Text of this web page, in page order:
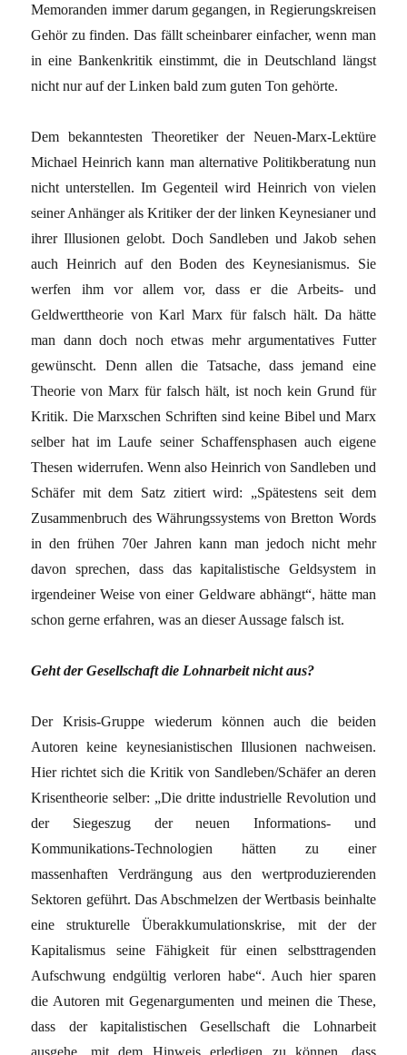
Memoranden immer darum gegangen, in Regierungskreisen
Gehör zu finden. Das fällt scheinbarer einfacher, wenn man
in eine Bankenkritik einstimmt, die in Deutschland längst
nicht nur auf der Linken bald zum guten Ton gehörte.
Dem bekanntesten Theoretiker der Neuen-Marx-Lektüre
Michael Heinrich kann man alternative Politikberatung nun
nicht unterstellen. Im Gegenteil wird Heinrich von vielen
seiner Anhänger als Kritiker der der linken Keynesianer und
ihrer Illusionen gelobt. Doch Sandleben und Jakob sehen
auch Heinrich auf den Boden des Keynesianismus. Sie
werfen ihm vor allem vor, dass er die Arbeits- und
Geldwerttheorie von Karl Marx für falsch hält. Da hätte
man dann doch noch etwas mehr argumentatives Futter
gewünscht. Denn allen die Tatsache, dass jemand eine
Theorie von Marx für falsch hält, ist noch kein Grund für
Kritik. Die Marxschen Schriften sind keine Bibel und Marx
selber hat im Laufe seiner Schaffensphasen auch eigene
Thesen widerrufen. Wenn also Heinrich von Sandleben und
Schäfer mit dem Satz zitiert wird: „Spätestens seit dem
Zusammenbruch des Währungssystems von Bretton Words
in den frühen 70er Jahren kann man jedoch nicht mehr
davon sprechen, dass das kapitalistische Geldsystem in
irgendeiner Weise von einer Geldware abhängt“, hätte man
schon gerne erfahren, was an dieser Aussage falsch ist.
Geht der Gesellschaft die Lohnarbeit nicht aus?
Der Krisis-Gruppe wiederum können auch die beiden
Autoren keine keynesianistischen Illusionen nachweisen.
Hier richtet sich die Kritik von Sandleben/Schäfer an deren
Krisentheorie selber: „Die dritte industrielle Revolution und
der Siegeszug der neuen Informations- und
Kommunikations-Technologien hätten zu einer
massenhaften Verdrängung aus den wertproduzierenden
Sektoren geführt. Das Abschmelzen der Wertbasis beinhalte
eine strukturelle Überakkumulationskrise, mit der der
Kapitalismus seine Fähigkeit für einen selbsttragenden
Aufschwung endgültig verloren habe“. Auch hier sparen
die Autoren mit Gegenargumenten und meinen die These,
dass der kapitalistischen Gesellschaft die Lohnarbeit
ausgehe, mit dem Hinweis erledigen zu können, dass